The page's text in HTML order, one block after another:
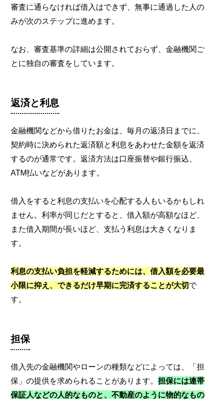
審査に通らなければ借入はできず、無事に通過した人の
みが次のステップに進めます。
なお、審査基準の詳細は公開されておらず、金融機関ご
とに独自の審査をしています。
返済と利息
金融機関などから借りたお金は、毎月の返済日までに、
契約時に決められた返済額と利息をあわせた金額を返済
するのが通常です。返済方法は口座振替や銀行振込、
ATM払いなどがあります。
借入をすると利息の支払いを心配する人もいるかもしれ
ません。利率が同じだとすると、借入額が高額なほど、
また借入期間が長いほど、支払う利息は大きくなりま
す。
利息の支払い負担を軽減するためには、借入額を必要最
小限に抑え、できるだけ早期に完済することが大切で
す。
担保
借入先の金融機関やローンの種類などによっては、「担
保」の提供を求められることがあります。担保には連帯
保証人などの人的なものと、不動産のように物的なもの